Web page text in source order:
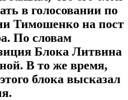
в голосовании по
Тимошенко на пост
По словам
Блока Литвина
В то же время,
блока высказал